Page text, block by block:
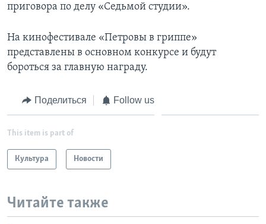
приговора по делу «Седьмой студии».
На кинофестивале «Петровы в гриппе»
представлены в основном конкурсе и будут
бороться за главную награду.
Поделиться Follow us
This item is part of
Культура Новости
Читайте также